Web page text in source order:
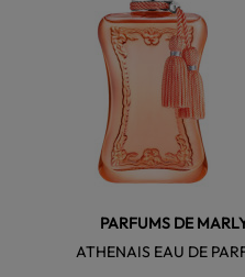
PARFUMS DE
ATHENAIS EAU DE